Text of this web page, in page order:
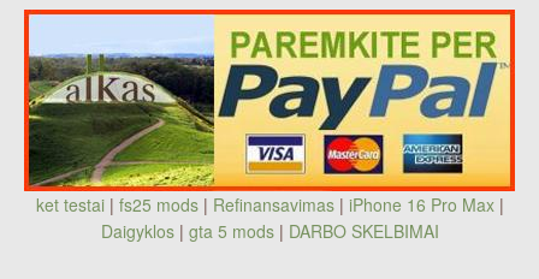
ket testai | fs25 mods| Refinansavimas| iPhone 16 Pro Max|
Daigyklos| gta 5 mods | DARBO SKELBIMAI